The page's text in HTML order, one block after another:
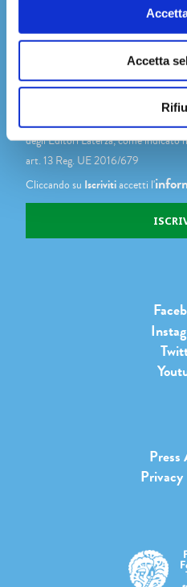
Accetta
Dichiaro di avere più di 14 anni
degli Editori Laterza, come indicato
art. 13 Reg. UE 2016/679
Cliccando su Iscrivitiaccetti l'
Press
Privacy